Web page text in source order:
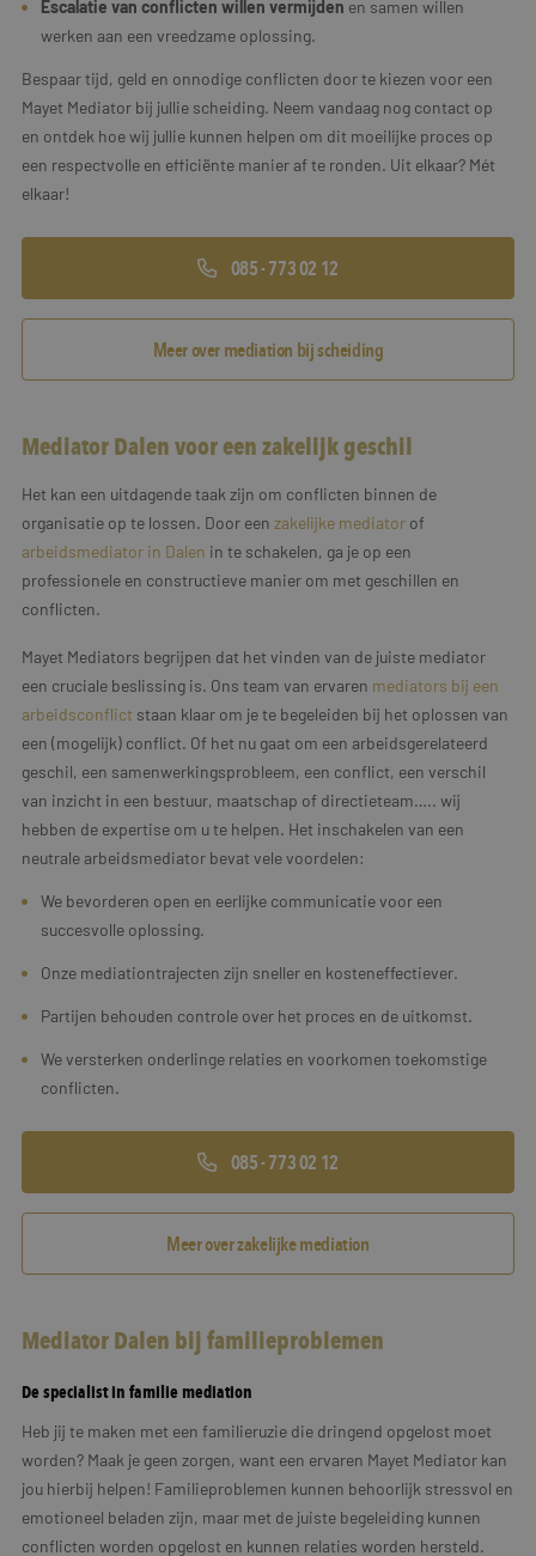
Escalatie van conflicten willen vermijden en samen willen
werken aan een vreedzame oplossing.
Bespaar tijd, geld en onnodige conflicten door te kiezen voor een
Mayet Mediator bij jullie scheiding. Neem vandaag nog contact op
en ontdek hoe wij jullie kunnen helpen om dit moeilijke proces op
een respectvolle en efficiënte manier af te ronden. Uit elkaar? Mét
elkaar!
085 - 773 02 12
Meer over mediation bij scheiding
Mediator Dalen voor een zakelijk geschil
Het kan een uitdagende taak zijn om conflicten binnen de
organisatie op te lossen. Door een zakelijke mediator of
arbeidsmediator in Dalen in te schakelen, ga je op een
professionele en constructieve manier om met geschillen en
conflicten.
Mayet Mediators begrijpen dat het vinden van de juiste mediator
een cruciale beslissing is. Ons team van ervaren mediators bij een
arbeidsconflict staan klaar om je te begeleiden bij het oplossen van
een (mogelijk) conflict. Of het nu gaat om een arbeidsgerelateerd
geschil, een samenwerkingsprobleem, een conflict, een verschil
van inzicht in een bestuur, maatschap of directieteam….. wij
hebben de expertise om u te helpen. Het inschakelen van een
neutrale arbeidsmediator bevat vele voordelen:
We bevorderen open en eerlijke communicatie voor een
succesvolle oplossing.
Onze mediationtrajecten zijn sneller en kosteneffectiever.
Partijen behouden controle over het proces en de uitkomst.
We versterken onderlinge relaties en voorkomen toekomstige
conflicten.
085 - 773 02 12
Meer over zakelijke mediation
Mediator Dalen bij familieproblemen
De specialist in familie mediation
Heb jij te maken met een familieruzie die dringend opgelost moet
worden? Maak je geen zorgen, want een ervaren Mayet Mediator kan
jou hierbij helpen! Familieproblemen kunnen behoorlijk stressvol en
emotioneel beladen zijn, maar met de juiste begeleiding kunnen
conflicten worden opgelost en kunnen relaties worden hersteld.